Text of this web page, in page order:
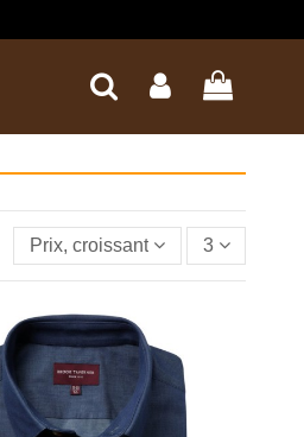
Prix, croissant 3